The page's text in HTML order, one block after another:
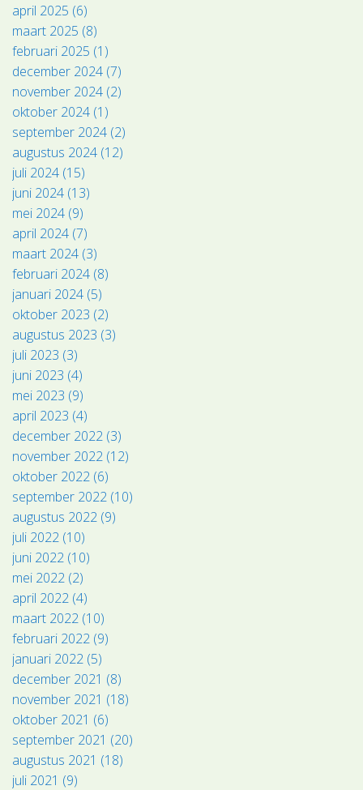
april 2025 (6)
maart 2025 (8)
februari 2025 (1)
december 2024 (7)
november 2024 (2)
oktober 2024 (1)
september 2024 (2)
augustus 2024 (12)
juli 2024 (15)
juni 2024 (13)
mei 2024 (9)
april 2024 (7)
maart 2024 (3)
februari 2024 (8)
januari 2024 (5)
oktober 2023 (2)
augustus 2023 (3)
juli 2023 (3)
juni 2023 (4)
mei 2023 (9)
april 2023 (4)
december 2022 (3)
november 2022 (12)
oktober 2022 (6)
september 2022 (10)
augustus 2022 (9)
juli 2022 (10)
juni 2022 (10)
mei 2022 (2)
april 2022 (4)
maart 2022 (10)
februari 2022 (9)
januari 2022 (5)
december 2021 (8)
november 2021 (18)
oktober 2021 (6)
september 2021 (20)
augustus 2021 (18)
juli 2021 (9)